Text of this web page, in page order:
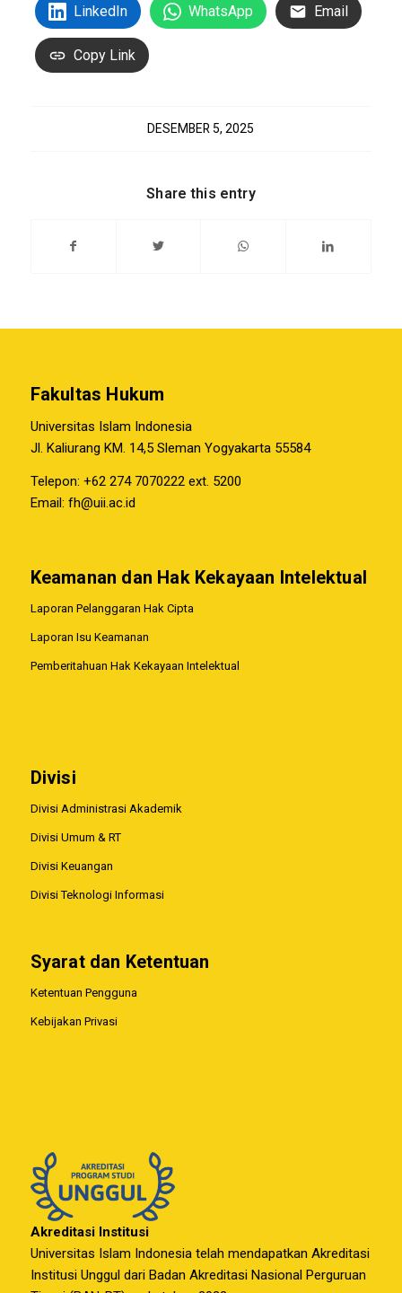
LinkedIn WhatsApp Email
Copy Link
DESEMBER 5, 2025
Share this entry
Fakultas Hukum
Universitas Islam Indonesia
Jl. Kaliurang KM. 14,5 Sleman Yogyakarta 55584
Telepon: +62 274 7070222 ext. 5200
Email: fh@uii.ac.id
Keamanan dan Hak Kekayaan Intelektual
Laporan Pelanggaran Hak Cipta
Laporan Isu Keamanan
Pemberitahuan Hak Kekayaan Intelektual
Divisi
Divisi Administrasi Akademik
Divisi Umum & RT
Divisi Keuangan
Divisi Teknologi Informasi
Syarat dan Ketentuan
Ketentuan Pengguna
Kebijakan Privasi
Akreditasi Institusi
Universitas Islam Indonesia telah mendapatkan Akreditasi
Institusi Unggul dari Badan Akreditasi Nasional Perguruan